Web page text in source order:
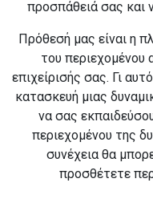
προσπάθειά σας και
Πρόθεσή μας είναι η
του
επιχείρισής σας. Γι
κατασκευή μιας
να σας
περιεχομένου της
συνέχεια θα
προσθέτετε